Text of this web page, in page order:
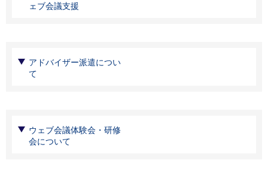
ェブ会議支援
アドバイザー派遣につい
て
ウェブ会議体験会・研修
会について